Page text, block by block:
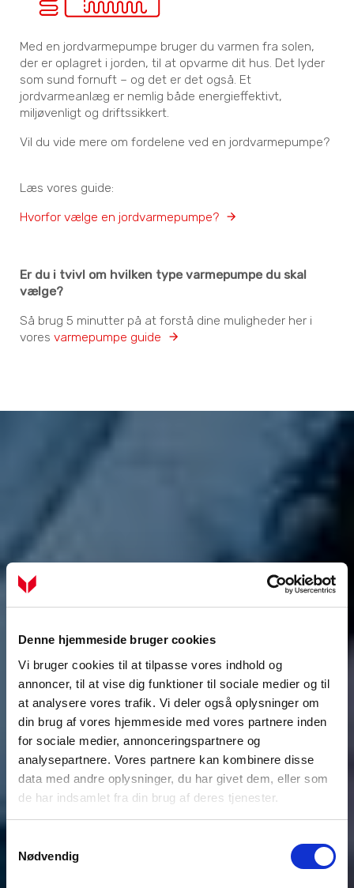
Denne hjemmeside bruger cookies
Vi bruger cookies til at tilpasse vores indhold og
annoncer, til at vise dig funktioner til sociale medier og til
at analysere vores trafik. Vi deler også oplysninger om
din brug af vores hjemmeside med vores partnere inden
for sociale medier, annonceringspartnere og
analysepartnere. Vores partnere kan kombinere disse
data med andre oplysninger, du har givet dem, eller som
de har indsamlet fra din brug af deres tjenester.
Nødvendig
Med en jordvarmepumpe bruger du varmen fra solen,
der er oplagret i jorden, til at opvarme dit hus. Det lyder
som sund fornuft – og det er det også. Et
jordvarmeanlæg er nemlig både energieffektivt,
miljøvenligt og driftssikkert.
Vil du vide mere om fordelene ved en jordvarmepumpe?
Læs vores guide:
Hvorfor vælge en jordvarmepumpe?
Er du i tvivl om hvilken type varmepumpe du skal
vælge?
Så brug 5 minutter på at forstå dine muligheder her i
voresvarmepumpe guide